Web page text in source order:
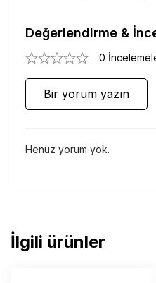
Değerlendirme &
0
Bir yorum yazın
Henüz yorum yok.
İlgili ürünler